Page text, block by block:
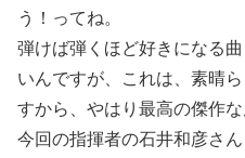
う！ってね。
弾けば弾くほど好きになる
いんですが、これは、素晴
すから、やはり最高の傑作な
今回の指揮者の石井和彦さ